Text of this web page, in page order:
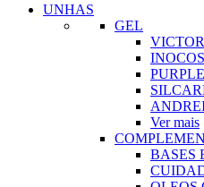
UNHAS
GEL
INOCOS
PURPLE
Ver mais
BASES